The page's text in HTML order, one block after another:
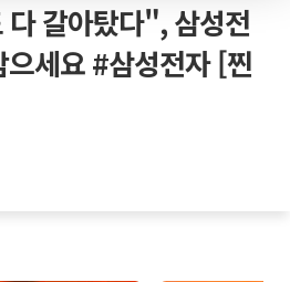
갈아탔다", 삼성전
세요 #삼성전자 [찐